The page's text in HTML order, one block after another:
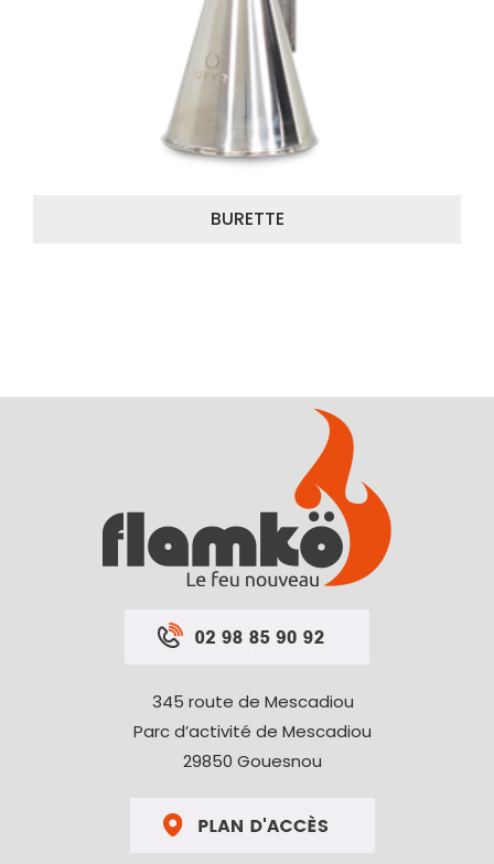
BURETTE
345 route de Mescadiou
Parc d’activité de Mescadiou
29850 Gouesnou